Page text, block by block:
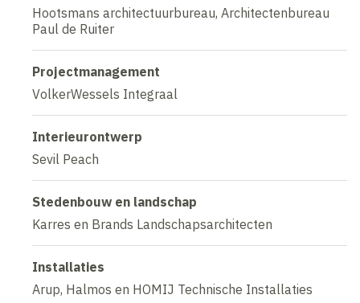
Hootsmans architectuurbureau, Architectenbureau
Paul de Ruiter
Projectmanagement
VolkerWessels Integraal
Interieurontwerp
Sevil Peach
Stedenbouw en landschap
Karres en Brands Landschapsarchitecten
Installaties
Arup, Halmos en HOMIJ Technische Installaties